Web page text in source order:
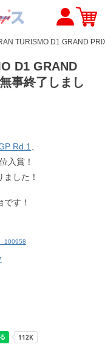
TURISMO D1 GRAND
D1 GRAND
事終了しまし
Rd.1
入賞！
した！
す！